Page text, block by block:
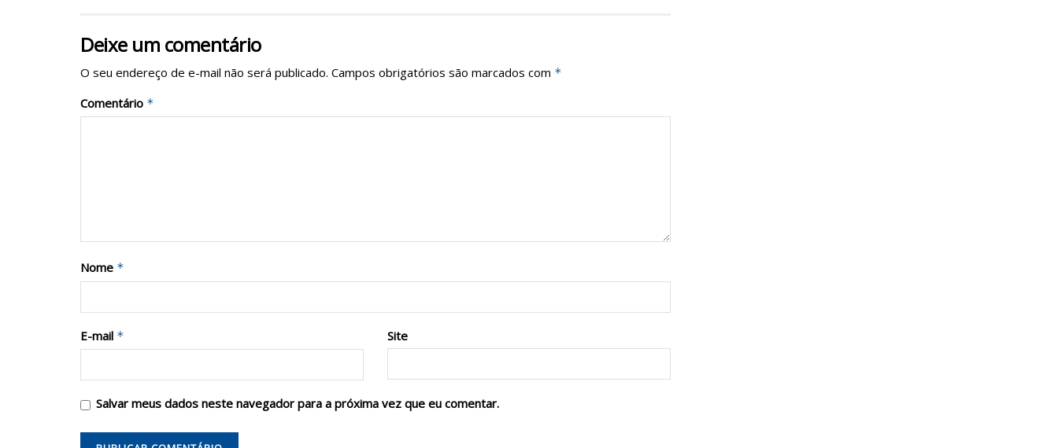
Deixe um comentário
O seu endereço de e-mail não será publicado. Campos obrigatórios são marcados com *
Comentário *
Nome *
E-mail * Site
Salvar meus dados neste navegador para a próxima vez que eu comentar.